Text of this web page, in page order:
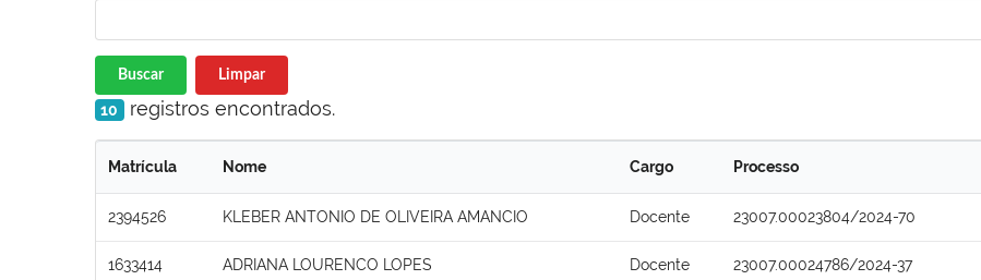
Buscar Limpar
10 registros encontrados.
Matrícula Nome Cargo Processo
2394526 KLEBER ANTONIO DE OLIVEIRA AMANCIO Docente 23007.00023804/2024-70
1633414 ADRIANA LOURENCO LOPES Docente 23007.00024786/2024-37